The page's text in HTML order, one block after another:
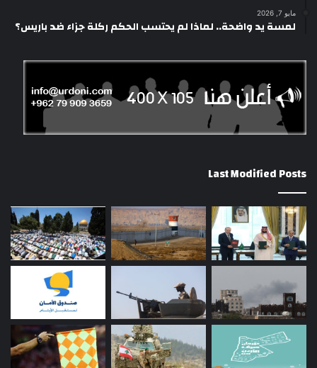
مايو 7, 2026
لمسة يد واضحة.. لماذا لم يحتسب الحكم ركلة جزاء ضد باريس؟
Last Modified Posts